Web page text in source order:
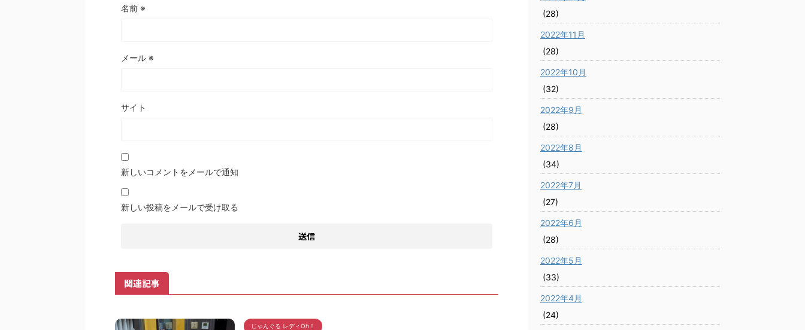
名前 ※
メール ※
サイト
新しいコメントをメールで通知
新しい投稿をメールで受け取る
関連記事
じゃんぐる レディOh！
(28)
2022年11月
(28)
2022年10月
(32)
2022年9月
(28)
2022年8月
(34)
2022年7月
(27)
2022年6月
(28)
2022年5月
(33)
2022年4月
(24)